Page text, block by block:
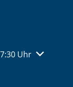
Schließzeiten
Uhr